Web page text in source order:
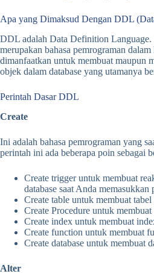
Apa yang Dimaksud Dengan DDL
DDL adalah Data Definition
merupakan bahasa pemrograman
dimanfaatkan untuk membuat maupun
objek dalam database yang utamanya
Perintah Dasar DDL
Create
Ini adalah bahasa pemrograman yang
perintah ini ada beberapa poin sebagai
Create trigger untuk membuat
database saat Anda memasukkan
Create table untuk membuat tabel
Create Procedure untuk
Create index untuk membuat
Create function untuk membuat
Create database untuk membuat
Alter